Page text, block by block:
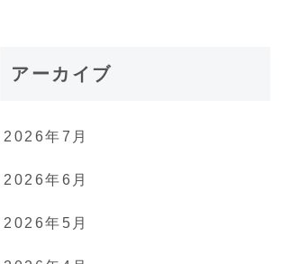
アーカイブ
2026年7月
2026年6月
2026年5月